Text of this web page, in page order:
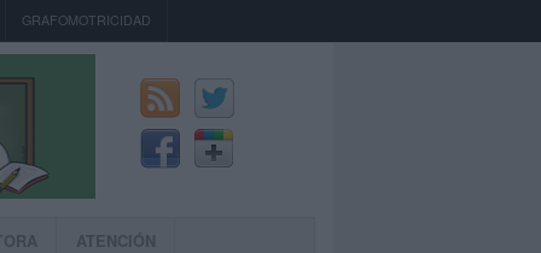
GRAFOMOTRICIDAD
ATENCIÓN